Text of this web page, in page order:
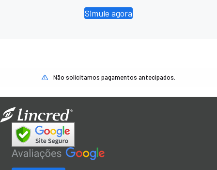
Simule agora
Não solicitamos pagamentos antecipados.